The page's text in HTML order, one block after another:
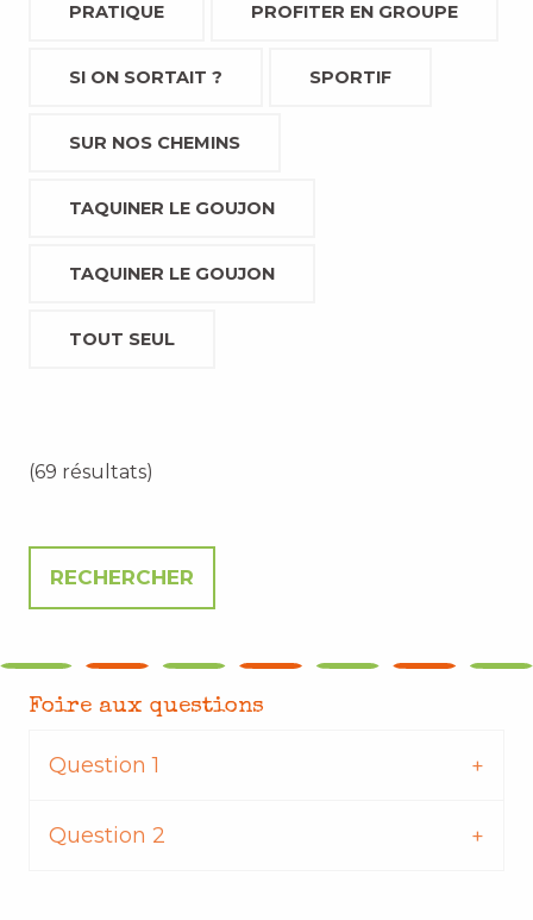
PRATIQUE PROFITER EN GROUPE
SI ON SORTAIT ? SPORTIF
SUR NOS CHEMINS
TAQUINER LE GOUJON
TAQUINER LE GOUJON
TOUT SEUL
(69 résultats)
Foire aux questions
Question 1
Question 2